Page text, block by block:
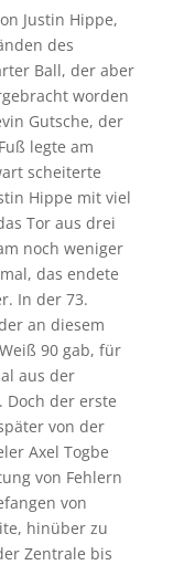
Justin Hippe,
des
Ball, der aber
worden
Gutsche, der
legte am
scheiterte
Hippe mit viel
Tor aus drei
noch weniger
das endete
In der 73.
an diesem
90 gab, für
aus der
Doch der erste
von der
Axel Togbe
von Fehlern
von
hinüber zu
Zentrale bis